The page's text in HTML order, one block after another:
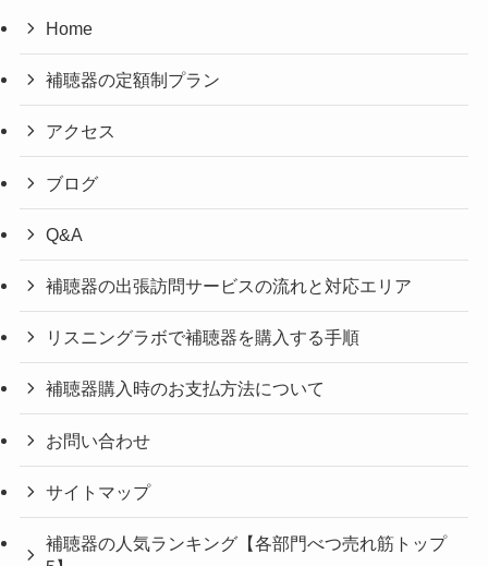
Home
補聴器の定額制プラン
アクセス
ブログ
Q&A
補聴器の出張訪問サービスの流れと対応エリア
リスニングラボで補聴器を購入する手順
補聴器購入時のお支払方法について
お問い合わせ
サイトマップ
補聴器の人気ランキング【各部門べつ売れ筋トップ